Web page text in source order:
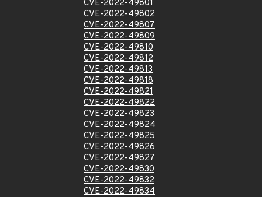
CVE-2022-49801
CVE-2022-49802
CVE-2022-49807
CVE-2022-49809
CVE-2022-49810
CVE-2022-49812
CVE-2022-49813
CVE-2022-49818
CVE-2022-49821
CVE-2022-49822
CVE-2022-49823
CVE-2022-49824
CVE-2022-49825
CVE-2022-49826
CVE-2022-49827
CVE-2022-49830
CVE-2022-49832
CVE-2022-49834